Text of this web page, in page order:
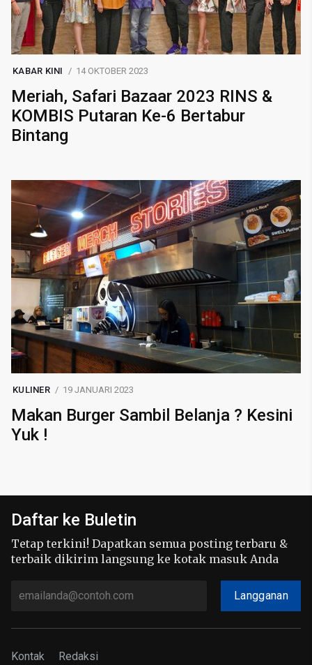
KABAR KINI 14 OKTOBER 2023
Meriah, Safari Bazaar 2023 RINS &
KOMBIS Putaran Ke-6 Bertabur
Bintang
KULINER 19 JANUARI 2023
Makan Burger Sambil Belanja ? Kesini
Yuk !
Daftar ke Buletin
Tetap terkini! Dapatkan semua posting terbaru &
terbaik dikirim langsung ke kotak masuk Anda
Langganan
Kontak Redaksi